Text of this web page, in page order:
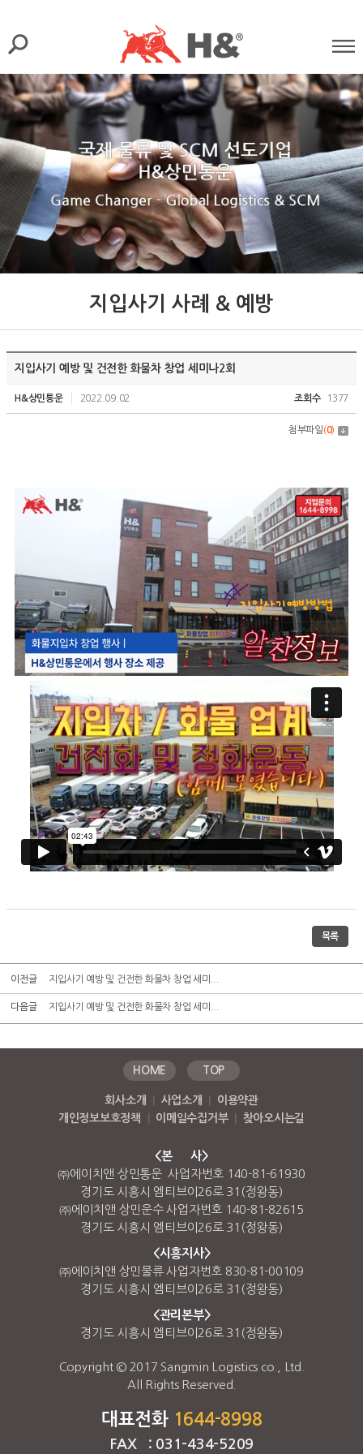
지입사기 사례 & 예방
지입사기 예방 및 건전한 화물차 창업 세미나2회
H&상민통운 2022.09.02 조회수 1377
첨부파일(0)
목록
이전글 지입사기 예방 및 건전한 화물차 창업 세미...
다음글 지입사기 예방 및 건전한 화물차 창업 세미...
HOME TOP
회사소개 사업소개
이용약관
개인정보보호정책
이메일수집거부 찾아오시는길
<본 사>
㈜에이치앤 상민통운 사업자번호 140-81-61930
경기도 시흥시 엠티브이26로 31(정왕동)
㈜에이치앤 상민운수 사업자번호 140-81-82615
경기도 시흥시 엠티브이26로 31(정왕동)
<시흥지사>
㈜에이치앤 상민물류 사업자번호 830-81-00109
경기도 시흥시 엠티브이26로 31(정왕동)
<관리본부>
경기도 시흥시 엠티브이26로 31(정왕동)
Copyright © 2017 Sangmin Logistics co., Ltd.
All Rights Reserved.
대표전화 1644-8998
FAX : 031-434-5209